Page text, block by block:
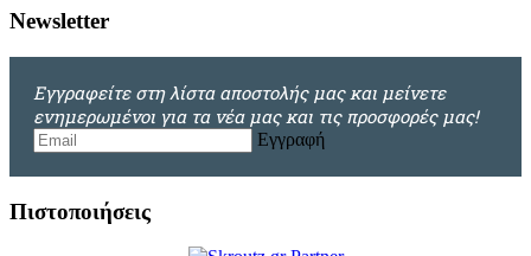
Newsletter
Εγγραφείτε στη λίστα αποστολής μας και μείνετε
ενημερωμένοι για τα νέα μας και τις προσφορές μας!
Εγγραφή
Πιστοποιήσεις